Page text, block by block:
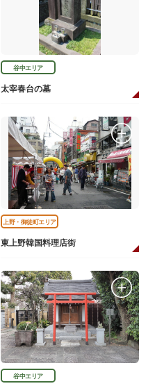
谷中エリア
太宰春台の墓
上野・御徒町エリア
東上野韓国料理店街
谷中エリア